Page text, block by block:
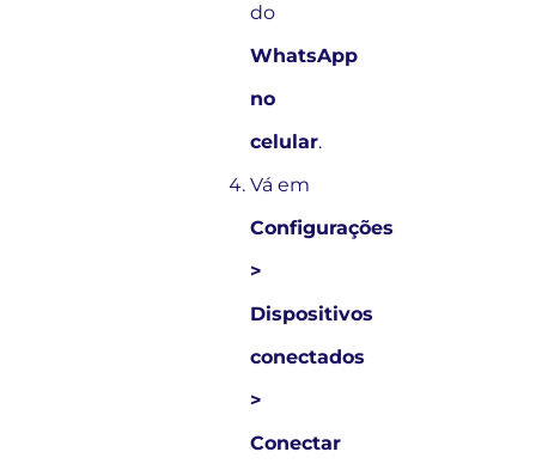
do
WhatsApp
no
celular.
Vá em
Configurações
>
Dispositivos
conectados
>
Conectar